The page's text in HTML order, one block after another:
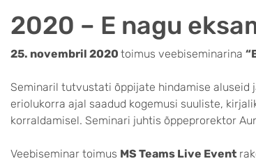
2020 – E nagu
25. novembril 2020 toimus veebiseminarina
Seminaril tutvustati õppijate hindamise aluseid
eriolukorra ajal saadud kogemusi suuliste,
korraldamisel. Seminari juhtis õppeprorektor
Veebiseminar toimus MS Teams Live Event